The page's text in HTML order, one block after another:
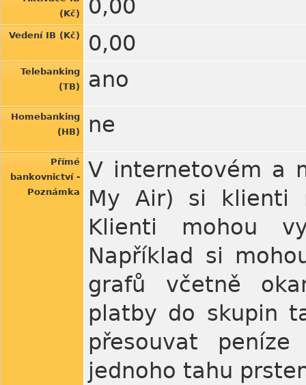
(Kč)
0,00
Vedení IB (Kč) 0,00
Telebanking
(TB)
ano
Homebanking
(HB)
ne
Přímé
bankovnictví -
Poznámka
V internetovém a
My Air) si klienti
Klienti mohou
Například si
grafů včetně
platby do skupin
přesouvat
jednoho tahu